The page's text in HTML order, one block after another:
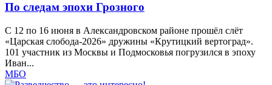
По следам эпохи Грозного
С 12 по 16 июня в Александровском районе прошёл слёт
«Царская слобода‑2026» дружины «Крутицкий вертоград».
101 участник из Москвы и Подмосковья погрузился в эпоху
Иван...
МБО